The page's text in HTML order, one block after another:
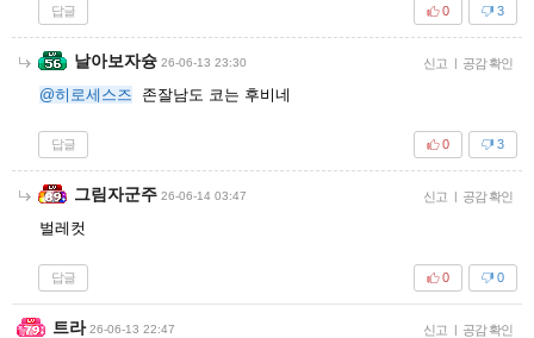
답글 3
0
날아보자슝 26-06-13 23:30 신고 | 공감 확인
@히로세스즈 존잘남도 코는 후비네
답글 3
0
그림자군주 26-06-14 03:47 신고 | 공감 확인
벌레컷
답글 0
0
트라 26-06-13 22:47 신고 | 공감 확인